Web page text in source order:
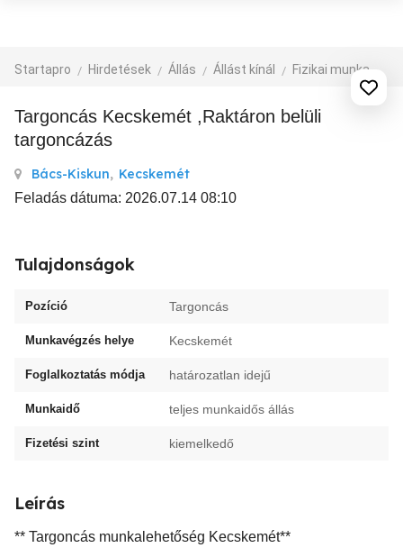
Startapro Hirdetések Állás Állást kínál Fizikai munka, segédmunka
Targoncás Kecskemét ,Raktáron belüli
targoncázás
Bács-Kiskun, Kecskemét
Feladás dátuma: 2026.07.14 08:10
Tulajdonságok
Pozíció Targoncás
Munkavégzés helye Kecskemét
Foglalkoztatás módja határozatlan idejű
Munkaidő teljes munkaidős állás
Fizetési szint kiemelkedő
Leírás
** Targoncás munkalehetőség Kecskemét**